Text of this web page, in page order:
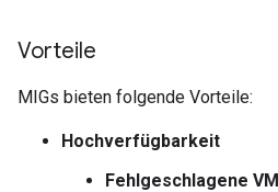
Vorteile
MIGs bieten folgende Vorteile:
Hochverfügbarkeit
Fehlgeschlagene